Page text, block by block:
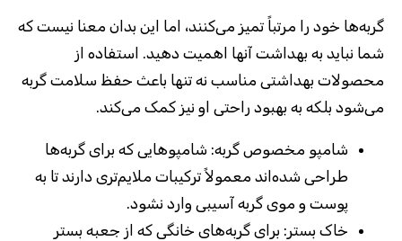
گربه‌ها خود را مرتباً تمیز می‌کنند، اما این بدان معنا نیست که
شما نباید به بهداشت آنها اهمیت دهید. استفاده از
محصولات بهداشتی مناسب نه تنها باعث حفظ سلامت گربه
می‌شود بلکه به بهبود راحتی او نیز کمک می‌کند.
شامپو مخصوص گربه: شامپوهایی که برای گربه‌ها
طراحی شده‌اند معمولاً ترکیبات ملایم‌تری دارند تا به
پوست و موی گربه آسیبی وارد نشود.
خاک بستر: برای گربه‌های خانگی که از جعبه بستر